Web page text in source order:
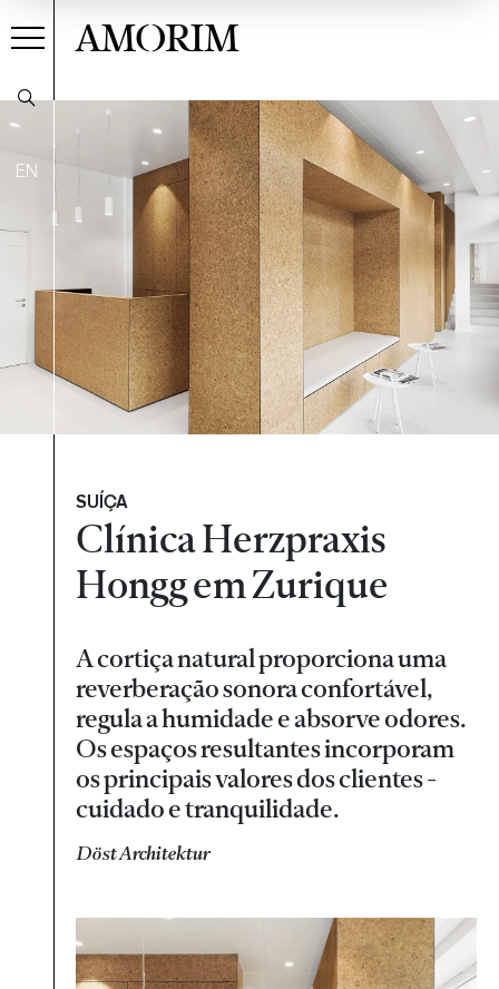
EN
AMORIM
SUÍÇA
Clínica Herzpraxis
Hongg em Zurique
A cortiça natural proporciona uma
reverberação sonora confortável,
regula a humidade e absorve odores.
Os espaços resultantes incorporam
os principais valores dos clientes -
cuidado e tranquilidade.
Döst Architektur